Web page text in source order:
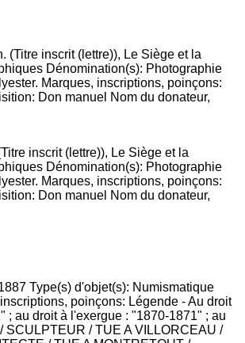
inscrit (lettre)), Le Siège et la
Dénomination(s): Photographie
Marques, inscriptions, poinçons:
Don manuel Nom du donateur,